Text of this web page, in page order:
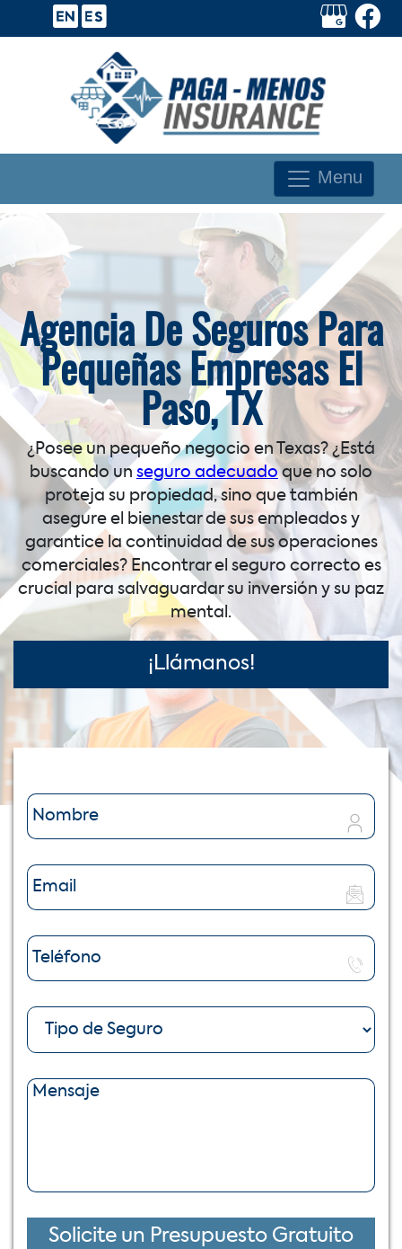
Menu
Agencia De Seguros Para
Pequeñas Empresas El
Paso, TX
¿Posee un pequeño negocio en Texas? ¿Está
buscando un seguro adecuadoque no solo
proteja su propiedad, sino que también
asegure el bienestar de sus empleados y
garantice la continuidad de sus operaciones
comerciales? Encontrar el seguro correcto es
crucial para salvaguardar su inversión y su paz
mental.
¡Llámanos!